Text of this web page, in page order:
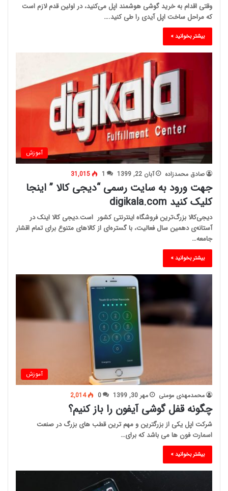
وقتی اقدام به خرید گوشی هوشمند اپل می‌کنید، در اولین قدم لازم است
که مراحل ساخت اپل آیدی را طی کنید.…
بیشتر بخوانید »
آموزش
صادق محمدزاده آبان 22, 1399 1
31,015
جهت ورود به سایت رسمی “دیجی کالا ” اینجا
کلیک کنید digikala.com
دیجی‌کالا بزرگ‌ترین فروشگاه اینترنتی کشور است.دیجی کالا اینک در
آستانه‌ی دهمین سال فعالیت، با گستره‌ای از کالاهای متنوع برای تمام اقشار
جامعه…
بیشتر بخوانید »
آموزش
محمدمهدی مومنی مهر 30, 1399 0
2,014
چگونه قفل گوشی آیفون را باز کنیم؟
شرکت اپل یکی از بزرگترین و مهم ترین قطب های بزرگ در صنعت
اسمارت فون ها می باشد که برای…
بیشتر بخوانید »